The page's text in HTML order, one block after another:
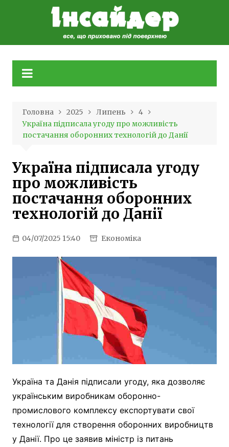
Головна 2025 Липень
4
Україна підписала угоду про можливість
постачання оборонних технологій до Данії
Україна підписала угоду
про можливість
постачання оборонних
технологій до Данії
04/07/2025 15:40 Економіка
Україна та Данія підписали угоду, яка дозволяє
українським виробникам оборонно-
промислового комплексу експортувати свої
технології для створення оборонних виробництв
у Данії. Про це заявив міністр із питань